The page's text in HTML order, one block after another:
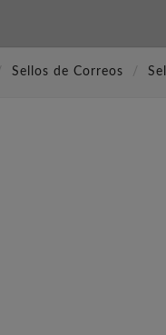
Sellos de Correos